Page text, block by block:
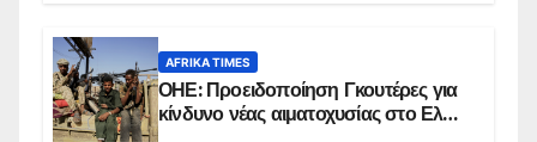
AFRIKA TIMES
ΟΗΕ: Προειδοποίηση Γκουτέρες για
κίνδυνο νέας αιματοχυσίας στο Ελ